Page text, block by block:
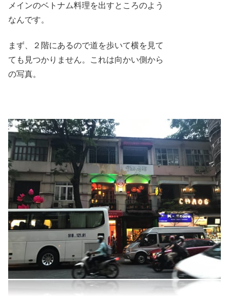
メインのベトナム料理を出すところのよう
なんです。
まず、２階にあるので道を歩いて横を見て
ても見つかりません。これは向かい側から
の写真。